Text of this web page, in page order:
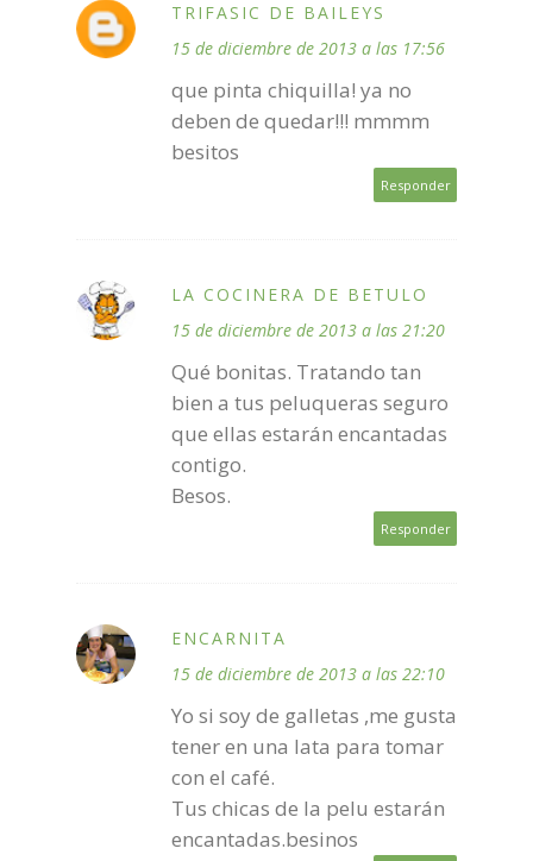
TRIFASIC DE BAILEYS
15 de diciembre de 2013 a las 17:56
que pinta chiquilla! ya no
deben de quedar!!! mmmm
besitos
Responder
LA COCINERA DE BETULO
15 de diciembre de 2013 a las 21:20
Qué bonitas. Tratando tan
bien a tus peluqueras seguro
que ellas estarán encantadas
contigo.
Besos.
Responder
ENCARNITA
15 de diciembre de 2013 a las 22:10
Yo si soy de galletas ,me gusta
tener en una lata para tomar
con el café.
Tus chicas de la pelu estarán
encantadas.besinos